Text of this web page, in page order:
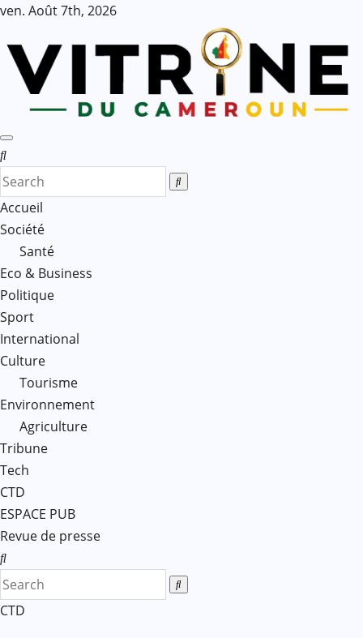
Skip
content
ven. Août 7th, 2026
Accueil
Société
Santé
Eco & Business
Politique
Sport
International
Culture
Tourisme
Environnement
Agriculture
Tribune
Tech
CTD
ESPACE PUB
Revue de presse
CTD